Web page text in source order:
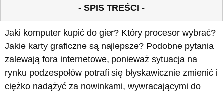
- SPIS TREŚCI -
Jaki komputer kupić do gier? Który procesor wybrać?
Jakie karty graficzne są najlepsze? Podobne pytania
zalewają fora internetowe, ponieważ sytuacja na
rynku podzespołów potrafi się błyskawicznie zmienić i
ciężko nadążyć za nowinkami, wywracającymi do